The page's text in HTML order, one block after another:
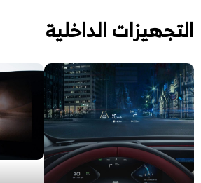
التجهيزات الداخلية